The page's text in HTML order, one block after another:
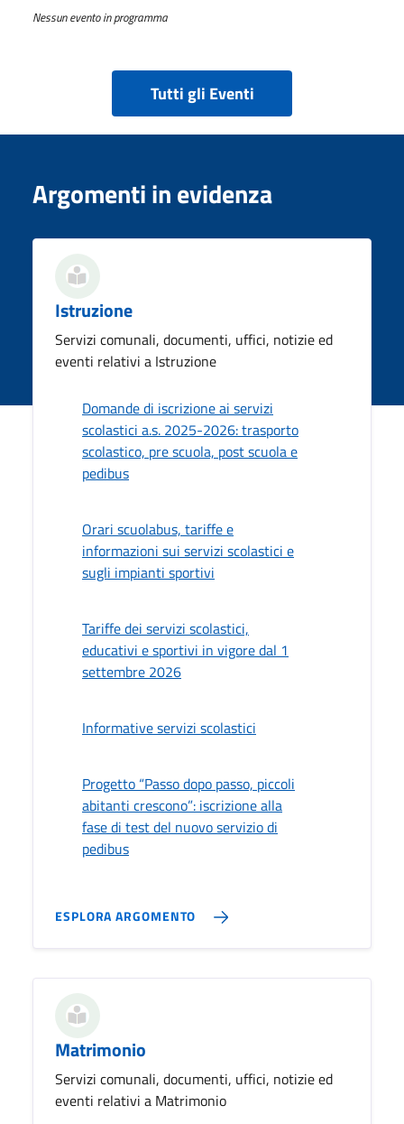
Nessun evento in programma
Tutti gli Eventi
Argomenti in evidenza
Istruzione
Servizi comunali, documenti, uffici, notizie ed
eventi relativi a Istruzione
Domande di iscrizione ai servizi
scolastici a.s. 2025-2026: trasporto
scolastico, pre scuola, post scuola e
pedibus
Orari scuolabus, tariffe e
informazioni sui servizi scolastici e
sugli impianti sportivi
Tariffe dei servizi scolastici,
educativi e sportivi in vigore dal 1
settembre 2026
Informative servizi scolastici
Progetto “Passo dopo passo, piccoli
abitanti crescono”: iscrizione alla
fase di test del nuovo servizio di
pedibus
ESPLORA ARGOMENTO
Matrimonio
Servizi comunali, documenti, uffici, notizie ed
eventi relativi a Matrimonio